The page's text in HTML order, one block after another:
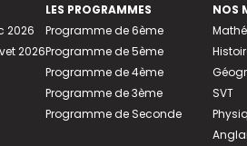
2026
2026
LES PROGRAMMES
Programme de 6ème
Programme de 5ème
Programme de 4ème
Programme de 3ème
Programme de Seconde
NOS
SVT